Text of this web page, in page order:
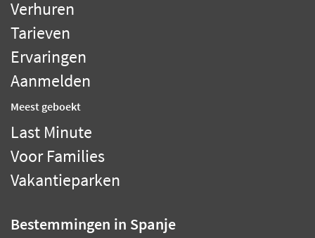
Verhuren
Tarieven
Ervaringen
Aanmelden
Meest geboekt
Last Minute
Voor Families
Vakantieparken
Bestemmingen in Spanje